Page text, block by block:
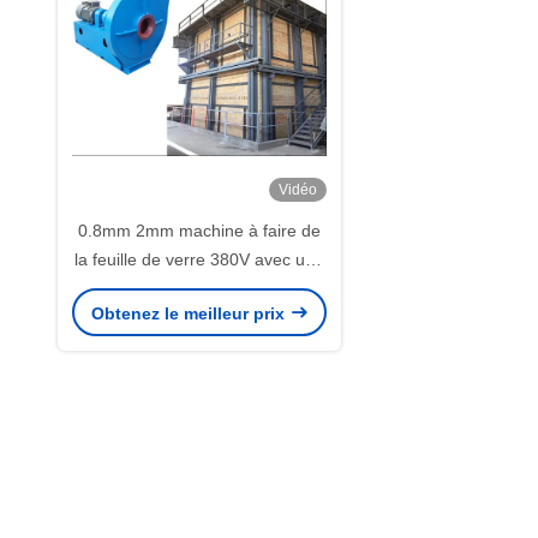
Vidéo
0.8mm 2mm machine à faire de
la feuille de verre 380V avec une
solution complète
Obtenez le meilleur prix